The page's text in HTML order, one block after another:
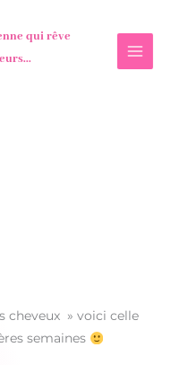
qui rêve
cheveux » voici celle
semaines